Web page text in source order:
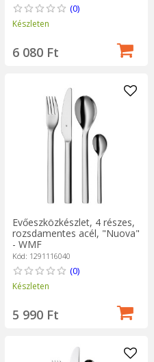
(0)
Készleten
6 080 Ft
Evőeszközkészlet, 4 részes,
rozsdamentes acél, "Nuova"
- WMF
Kód: 1291116040
(0)
Készleten
5 990 Ft